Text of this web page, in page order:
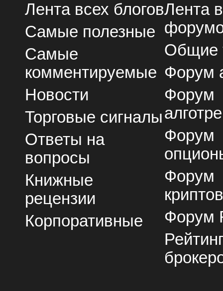
Лента всех блогов
Самые полезные
Самые
комментируемые
Новости
Торговые сигналы
Ответы на
вопросы
Книжные
рецензии
Корпоративные
Лента
Общие
Форум
Форум
Форум
Форум
Форум